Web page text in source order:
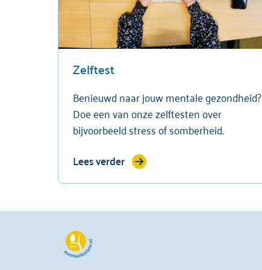
Zelftest
Benieuwd naar jouw mentale gezondheid?
Doe een van onze zelftesten over
bijvoorbeeld stress of somberheid.
Lees verder